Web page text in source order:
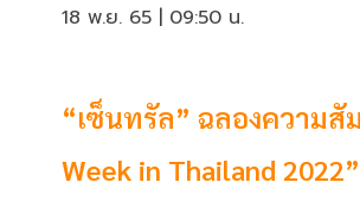
18 พ.ย. 65 | 09:50 น.
“เซ็นทรัล” ฉลองความ
Week in Thailand